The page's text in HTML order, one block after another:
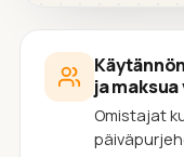
ja
Omistajat